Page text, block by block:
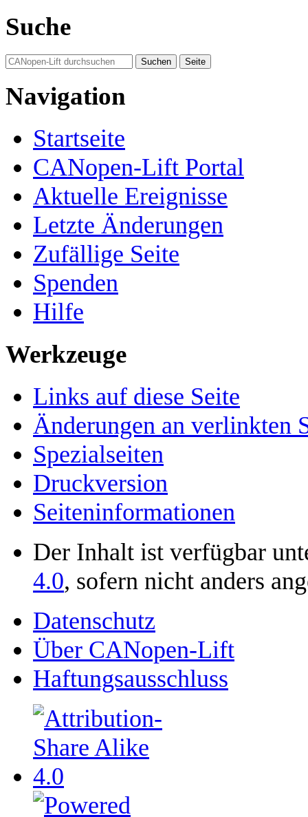
Suche
Navigation
Startseite
CANopen-Lift Portal
Aktuelle Ereignisse
Letzte Änderungen
Zufällige Seite
Spenden
Hilfe
Werkzeuge
Links auf diese Seite
Änderungen an verlinkten
Spezialseiten
Druckversion
Seiten­­informationen
Der Inhalt ist verfügbar
4.0, sofern nicht anders
Datenschutz
Über CANopen-Lift
Haftungsausschluss